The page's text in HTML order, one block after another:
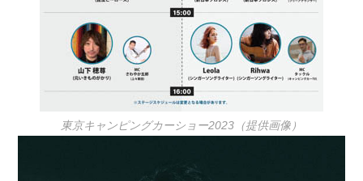
東京キャンピングカーショー2023（提供画像）